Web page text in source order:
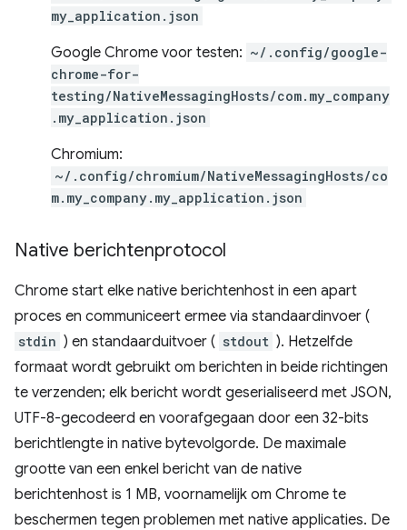
my_application.json
Google Chrome voor testen: ~/.config/google-
chrome-for-
testing/NativeMessagingHosts/com.my_company
.my_application.json
Chromium:
~/.config/chromium/NativeMessagingHosts/co
m.my_company.my_application.json
Native berichtenprotocol
Chrome start elke native berichtenhost in een apart
proces en communiceert ermee via standaardinvoer (
stdin ) en standaarduitvoer ( stdout ). Hetzelfde
formaat wordt gebruikt om berichten in beide richtingen
te verzenden; elk bericht wordt geserialiseerd met JSON,
UTF-8-gecodeerd en voorafgegaan door een 32-bits
berichtlengte in native bytevolgorde. De maximale
grootte van een enkel bericht van de native
berichtenhost is 1 MB, voornamelijk om Chrome te
beschermen tegen problemen met native applicaties. De